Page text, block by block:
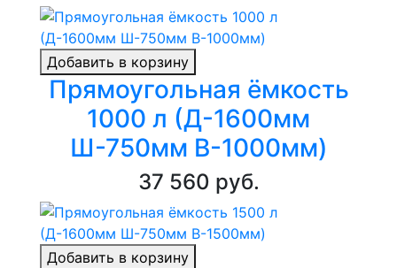
Добавить в корзину
Прямоугольная ёмкость
1000 л (Д-1600мм
Ш-750мм В-1000мм)
37 560 руб.
Добавить в корзину